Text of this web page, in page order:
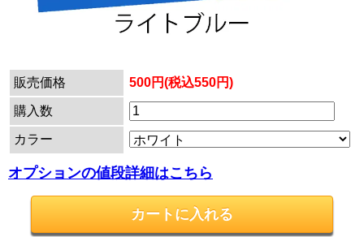
販売価格 500円(税込550円)
購入数
カラー
オプションの値段詳細はこちら